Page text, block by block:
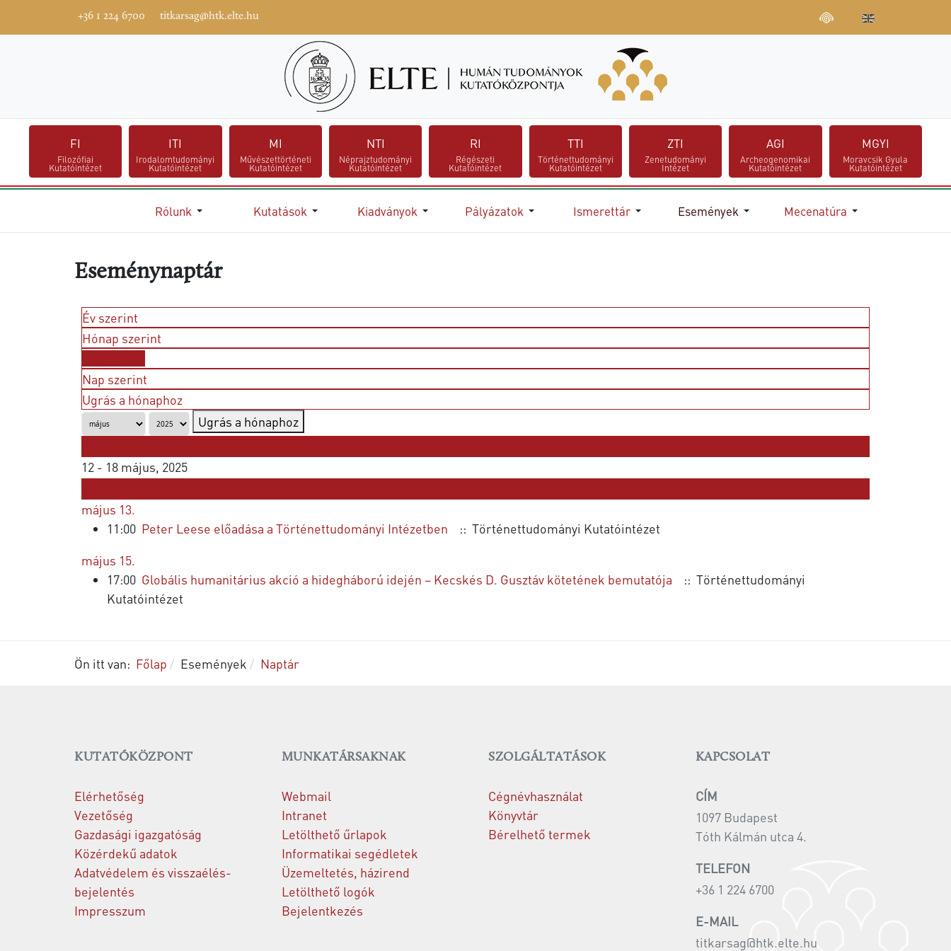
+36 1 224 6700 titkarsag@htk.elte.hu
FI
Filozófiai
Kutatóintézet
ITI
Irodalomtudományi
Kutatóintézet
MI
Művészettörténeti
Kutatóintézet
NTI
Néprajztudományi
Kutatóintézet
RI
Régészeti
Kutatóintézet
TTI
Történettudományi
Kutatóintézet
ZTI
Zenetudományi
Intézet
AGI
Archeogenomikai
Kutatóintézet
MGYI
Moravcsik Gyula
Kutatóintézet
Rólunk Kutatások Kiadványok Pályázatok Ismerettár Események Mecenatúra
Eseménynaptár
Év szerint
Hónap szerint
Nap szerint
Ugrás a hónaphoz
Ugrás a hónaphoz
12 - 18 május, 2025
május 13.
11:00 Peter Leese előadása a Történettudományi Intézetben
:: Történettudományi Kutatóintézet
május 15.
17:00 Globális humanitárius akció a hidegháború idején – Kecskés D. Gusztáv kötetének bemutatója
:: Történettudományi
Kutatóintézet
Ön itt van: Főlap Események Naptár
KUTATÓKÖZPONT
Elérhetőség
Vezetőség
Gazdasági igazgatóság
Közérdekű adatok
Adatvédelem és visszaélés-
bejelentés
Impresszum
MUNKATÁRSAKNAK
Webmail
Intranet
Letölthető űrlapok
Informatikai segédletek
Üzemeltetés, házirend
Letölthető logók
Bejelentkezés
SZOLGÁLTATÁSOK
Cégnévhasználat
Könyvtár
Bérelhető termek
KAPCSOLAT
CÍM
1097 Budapest
Tóth Kálmán utca 4.
TELEFON
+36 1 224 6700
E-MAIL
titkarsag@htk.elte.hu